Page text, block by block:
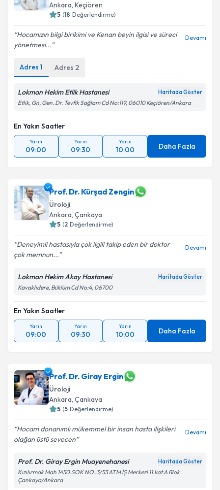
Ankara, Keçiören
5 (18 Değerlendirme)
Hocamızın bilgi birikimi ve Kenan beyin ilgisi ve süreci
yönetmesi...
Devamı
Adres 1 Adres 2
Lokman Hekim Etlik Hastanesi Haritada Göster
Etlik, Gn, Gen. Dr. Tevfik Sağlam Cd No:119, 06010 Keçiören/Ankara
En Yakın Saatler
Yarın
09:00
Yarın
09:30
Yarın
10:00 Daha Fazla
Prof. Dr. Kürşad Zengin
Üroloji
Ankara, Çankaya
5 (2 Değerlendirme)
Deneyimli hastasıyla çok ilgili takip eden bir doktor
çok memnun...
Devamı
Lokman Hekim Akay Hastanesi Haritada Göster
Kavaklıdere, Büklüm Cd No:4, 06700
En Yakın Saatler
Yarın
09:00
Yarın
09:30
Yarın
10:00 Daha Fazla
Prof. Dr. Giray Ergin
Üroloji
Ankara, Çankaya
5 (5 Değerlendirme)
Hocam donanımlı mükemmel bir insan hasta ilişkileri
olağan üstü sevecen
Devamı
Prof. Dr. Giray Ergin Muayenehanesi Haritada Göster
Kızılırmak Mah 1450.SOK NO :3/53 ATM İŞ Merkezi 11.kat A Blok
Çankaya/Ankara